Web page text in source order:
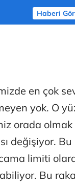
Haberi
en çok
yok. O
orada
değişiyor. Bu
limiti
Bu
Çağdaş